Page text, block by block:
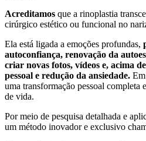
Acreditamos que a rinoplastia
cirúrgico estético ou funcional no
Ela está ligada a emoções profundas,
autoconfiança, renovação da
criar novas fotos, vídeos e, acima
pessoal e redução da ansiedade.
uma transformação pessoal completa
de vida.
Por meio de pesquisa detalhada e
um método inovador e exclusivo